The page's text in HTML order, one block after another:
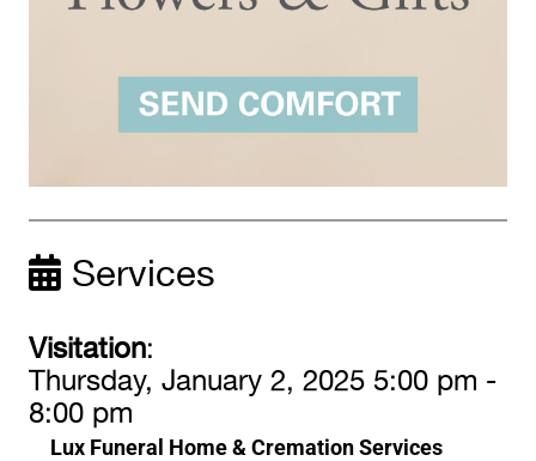
Services
Visitation:
Thursday, January 2, 2025 5:00 pm -
8:00 pm
Lux Funeral Home & Cremation Services